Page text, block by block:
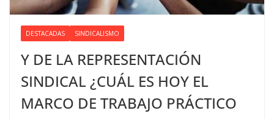
DESTACADAS SINDICALISMO
Y DE LA REPRESENTACIÓN
SINDICAL ¿CUÁL ES HOY EL
MARCO DE TRABAJO PRÁCTICO